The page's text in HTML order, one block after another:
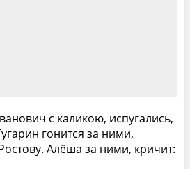
с каликою, испугались,
гонится за ними,
Алёша за ними, кричит: